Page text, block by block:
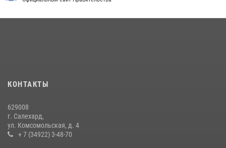
20 июля 2026, 09:03
КОНТАКТЫ
629008
г. Салехард,
ул. Комсомольская, д. 4
+ 7 (34922) 3-48-70